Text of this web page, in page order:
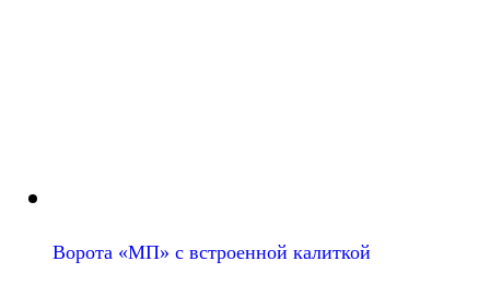
Ворота «МП» с встроенной калиткой